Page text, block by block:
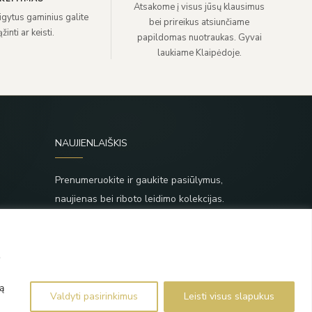
Valdyti pasirinkimus Leisti visus slapukus
gaminius galite
ar keisti.
Atsakome į visus jūsų klausimus
bei prireikus atsiunčiame
papildomas nuotraukas. Gyvai
laukiame Klaipėdoje.
NAUJIENLAIŠKIS
Prenumeruokite ir gaukite pasiūlymus,
naujienas bei riboto leidimo kolekcijas.